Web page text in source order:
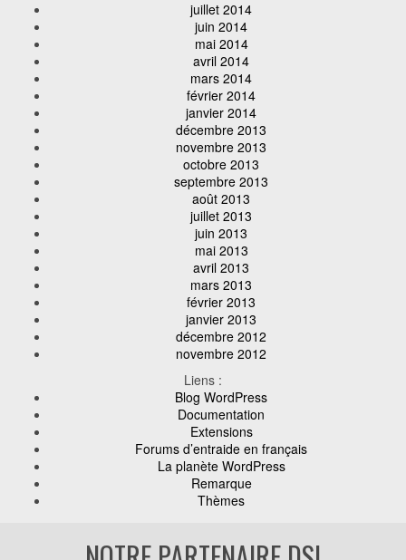
juillet 2014
juin 2014
mai 2014
avril 2014
mars 2014
février 2014
janvier 2014
décembre 2013
novembre 2013
octobre 2013
septembre 2013
août 2013
juillet 2013
juin 2013
mai 2013
avril 2013
mars 2013
février 2013
janvier 2013
décembre 2012
novembre 2012
Liens :
Blog WordPress
Documentation
Extensions
Forums d’entraide en français
La planète WordPress
Remarque
Thèmes